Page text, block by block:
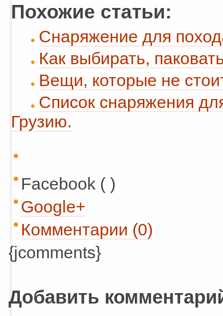
Похожие статьи:
Снаряжение для
Как выбирать,
Вещи, которые не
Список снаряжения
Грузию.
Facebook ( )
Google+
Комментарии (0)
{jcomments}
Добавить